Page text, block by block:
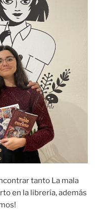
tanto La mala
en la librería, además